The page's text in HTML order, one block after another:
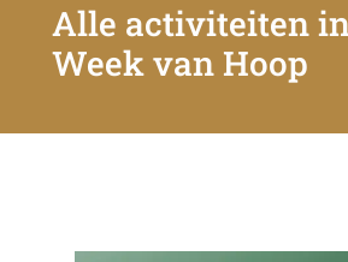
Alle activiteiten
Week van Hoop